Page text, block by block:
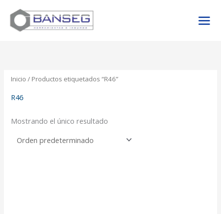
contenido
Inicio / Productos etiquetados “R46”
R46
Mostrando el único resultado